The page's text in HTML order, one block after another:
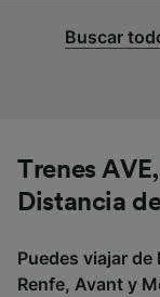
Buscar
Trenes
Distancia
Puedes viajar
Renfe, Avant y